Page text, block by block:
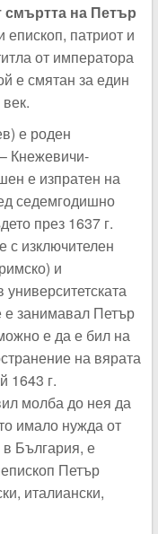
смъртта на Петър
епископ, патриот и
от императора
е смятан за един
е роден
Кнежевичи-
е изпратен на
седемгодишно
през 1637 г.
с изключителен
и
е занимавал Петър
е да е бил на
на вярата
1643 г.
молба до нея да
имало нужда от
България, е
Петър
италиански,